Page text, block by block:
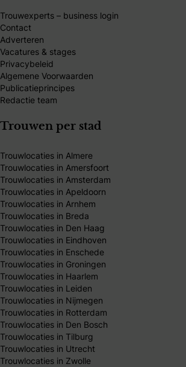
Trouwexperts – business login
Contact
Adverteren
Vacatures & stages
Privacybeleid
Algemene Voorwaarden
Publicatieprincipes
Redactie team
Trouwen per stad
Trouwlocaties in Almere
Trouwlocaties in Amersfoort
Trouwlocaties in Amsterdam
Trouwlocaties in Apeldoorn
Trouwlocaties in Arnhem
Trouwlocaties in Breda
Trouwlocaties in Den Haag
Trouwlocaties in Eindhoven
Trouwlocaties in Enschede
Trouwlocaties in Groningen
Trouwlocaties in Haarlem
Trouwlocaties in Leiden
Trouwlocaties in Nijmegen
Trouwlocaties in Rotterdam
Trouwlocaties in Den Bosch
Trouwlocaties in Tilburg
Trouwlocaties in Utrecht
Trouwlocaties in Zwolle